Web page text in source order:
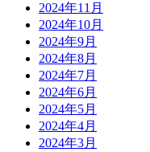
2024年11月
2024年10月
2024年9月
2024年8月
2024年7月
2024年6月
2024年5月
2024年4月
2024年3月